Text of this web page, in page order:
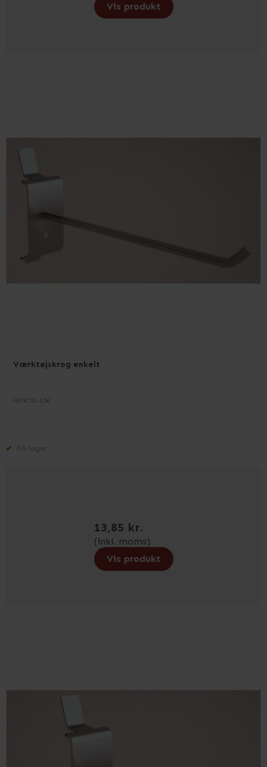
Vis produkt
Værktøjskrog enkelt
HPK10-10K
På lager
13,85 kr.
(inkl. moms)
Vis produkt